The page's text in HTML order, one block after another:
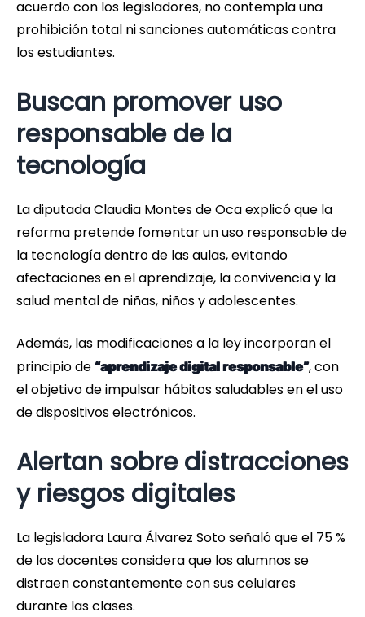
acuerdo con los legisladores, no contempla una
prohibición total ni sanciones automáticas contra
los estudiantes.
Buscan promover uso
responsable de la
tecnología
La diputada Claudia Montes de Oca explicó que la
reforma pretende fomentar un uso responsable de
la tecnología dentro de las aulas, evitando
afectaciones en el aprendizaje, la convivencia y la
salud mental de niñas, niños y adolescentes.
Además, las modificaciones a la ley incorporan el
principio de “aprendizaje digital responsable”, con
el objetivo de impulsar hábitos saludables en el uso
de dispositivos electrónicos.
Alertan sobre distracciones
y riesgos digitales
La legisladora Laura Álvarez Soto señaló que el 75 %
de los docentes considera que los alumnos se
distraen constantemente con sus celulares
durante las clases.